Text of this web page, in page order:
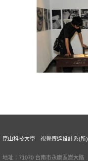
崑山科技大學 視覺傳達設計系(所)
地址：71070 台南市永康區崑大路